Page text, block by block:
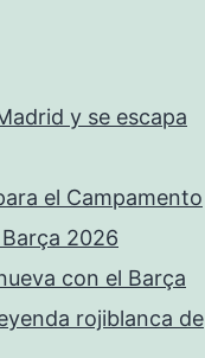
y se escapa
el Campamento
2026
con el Barça
rojiblanca de